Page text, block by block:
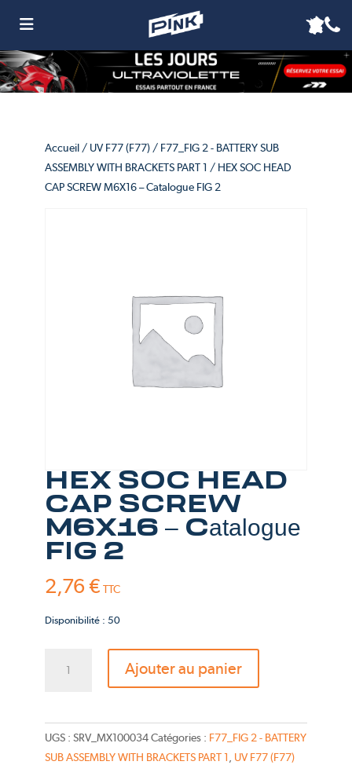
Accueil/ UV F77 (F77)/ F77_FIG 2 - BATTERY SUB
ASSEMBLY WITH BRACKETS PART 1 / HEX SOC HEAD
CAP SCREW M6X16 – Catalogue FIG 2
HEX SOC HEAD
CAP SCREW
M6X16 – Catalogue
FIG 2
2,76 € TTC
Disponibilité : 50
HEAD
CAP
Ajouter au panier
UGS : SRV_MX100034 Catégories : F77_FIG 2 - BATTERY
SUB ASSEMBLY WITH BRACKETS PART 1, UV F77 (F77)